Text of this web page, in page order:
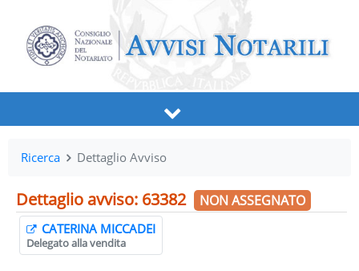
Ricerca Dettaglio Avviso
Dettaglio avviso: 63382 NON ASSEGNATO
CATERINA MICCADEI
Delegato alla vendita